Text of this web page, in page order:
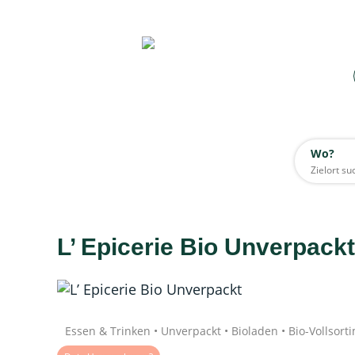
Wo?
Wo?
Daten werden geladen
L’ Epicerie Bio Unverpackt
Essen & Trinken • Unverpackt • Bioladen • Bio-